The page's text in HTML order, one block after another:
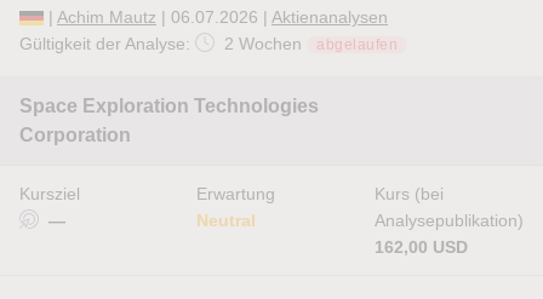
| Achim Mautz | 06.07.2026 | Aktienanalysen
Gültigkeit der Analyse:
2 Wochen abgelaufen
Space Exploration Technologies
Corporation
Kursziel
—
Erwartung
Neutral
Kurs (bei
Analysepublikation)
162,00 USD